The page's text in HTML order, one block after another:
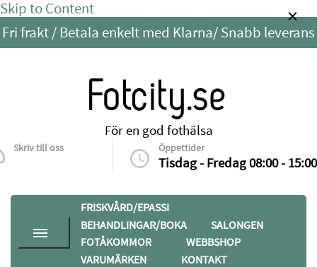
Skip to Content
Fri frakt / Betala enkelt med Klarna/ Snabb leverans
Fotcity.se
För en god fothälsa
Skriv till oss Öppettider
Tisdag - Fredag 08:00 - 15:00
FRISKVÅRD/EPASSI
BEHANDLINGAR/BOKA
SALONGEN
FOTÅKOMMOR
WEBBSHOP
VARUMÄRKEN
KONTAKT